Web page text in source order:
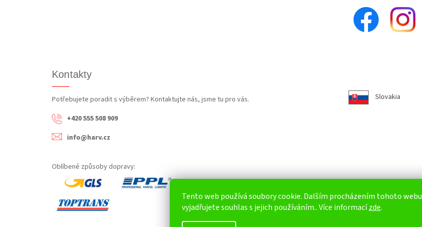
Tento web používá soubory cookie. Dalším procházením tohoto webu
vyjadřujete souhlas s jejich používáním.. Více informacízde.
Kontakty
Potřebujete poradit s výběrem? Kontaktujte nás, jsme tu pro vás.
+420 555 508 909
info@harv.cz
Slovakia
Oblíbené způsoby dopravy: